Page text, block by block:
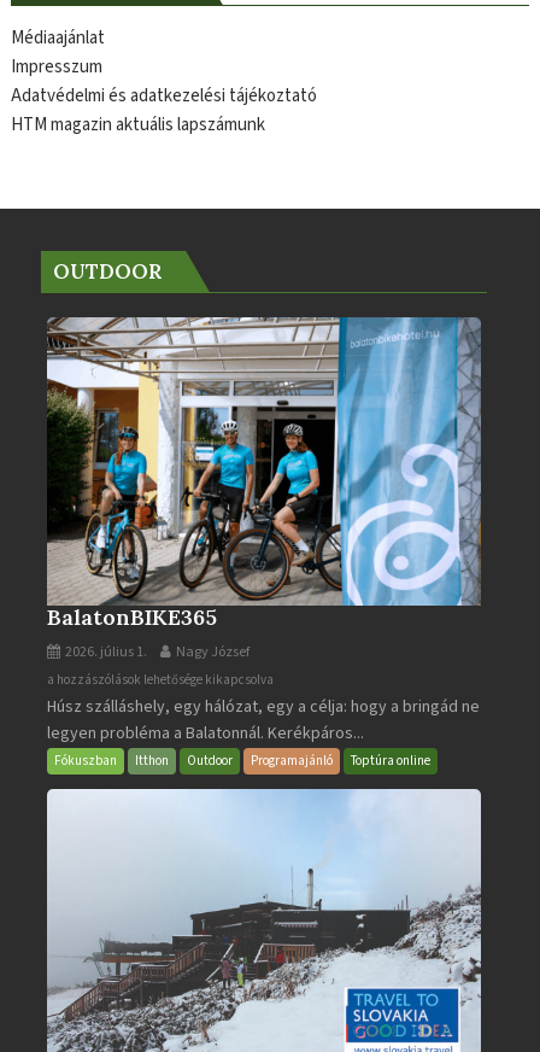
Médiaajánlat
Impresszum
Adatvédelmi és adatkezelési tájékoztató
HTM magazin aktuális lapszámunk
OUTDOOR
BalatonBIKE365
2026. július 1. Nagy József
BalatonBIKE365
bejegyzéshez
a hozzászólások lehetősége kikapcsolva
Húsz szálláshely, egy hálózat, egy a célja: hogy a bringád ne
legyen probléma a Balatonnál. Kerékpáros...
Fókuszban Itthon Outdoor Programajánló Toptúra online